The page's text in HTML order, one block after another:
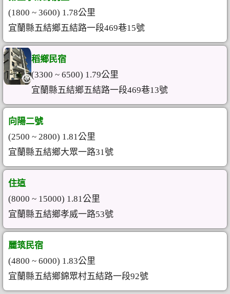
(1800 ~ 3600) 1.78公里
宜蘭縣五結鄉五結路一段469巷15號
稻鄉民宿
(3300 ~ 6500) 1.79公里
宜蘭縣五結鄉五結路一段469巷13號
向陽二號
(2500 ~ 2800) 1.81公里
宜蘭縣五結鄉大眾一路31號
住這
(8000 ~ 15000) 1.81公里
宜蘭縣五結鄉孝威一路53號
麗筑民宿
(4800 ~ 6000) 1.83公里
宜蘭縣五結鄉錦眾村五結路一段92號